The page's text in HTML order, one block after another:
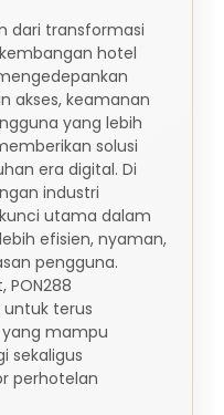
dari transformasi
hotel
akses, keamanan
yang lebih
solusi
era digital. Di
industri
utama dalam
efisien, nyaman,
pengguna.
PON288
terus
mampu
sekaligus
perhotelan